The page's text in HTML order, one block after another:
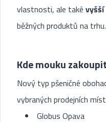
vlastnosti, ale také
běžných produktů na trhu.
Kde mouku zakoupit
Nový typ pšeničné
vybraných prodejních
Globus Opava